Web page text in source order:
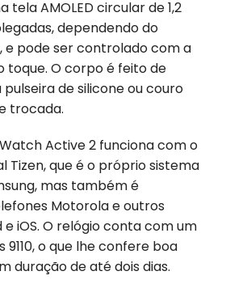
tela AMOLED circular de 1,2
dependendo do
e pode ser controlado com a
toque. O corpo é feito de
pulseira de silicone ou couro
trocada.
Active 2 funciona com o
Tizen, que é o próprio sistema
mas também é
Motorola e outros
iOS. O relógio conta com um
9110, o que lhe confere boa
duração de até dois dias.